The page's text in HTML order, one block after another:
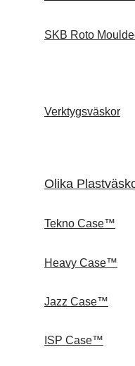
SKB Roto
Verktygsväskor
Olika
Tekno Case™
Heavy Case™
Jazz Case™
ISP Case™